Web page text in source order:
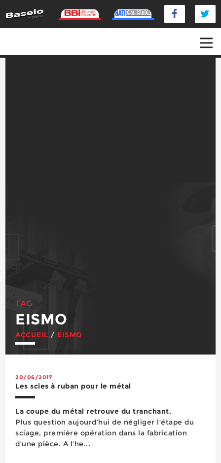
TAG
EISMO
ACCUEIL / EISMO
20/06/2017
Les scies à ruban pour le métal
La coupe du métal retrouve du tranchant.
Plus question aujourd’hui de négliger l’étape du
sciage, première opération dans la fabrication
d’une pièce. A l’he...